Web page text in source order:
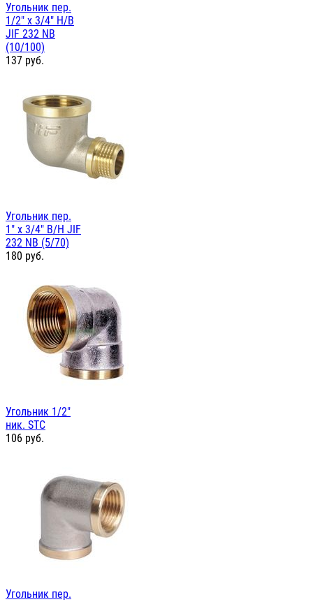
Угольник пер.
1/2" х 3/4" Н/В
JIF 232 NB
(10/100)
137 руб.
Угольник пер.
1" х 3/4" В/Н JIF
232 NB (5/70)
180 руб.
Угольник 1/2"
ник. STC
106 руб.
Угольник пер.